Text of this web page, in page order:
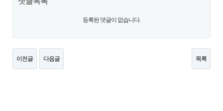
등록된 댓글이 없습니다.
이전글 다음글 목록